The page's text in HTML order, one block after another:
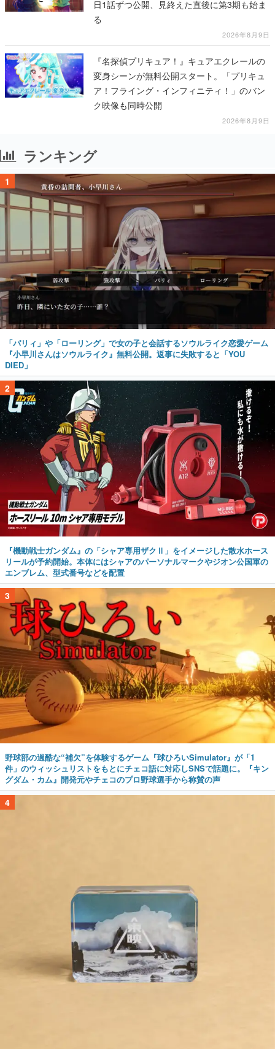
日1話ずつ公開、見終えた直後に第3期も始ま
る
2026年8月9日
『名探偵プリキュア！』キュアエクレールの
変身シーンが無料公開スタート。「プリキュ
ア！フライング・インフィニティ！」のバン
ク映像も同時公開
2026年8月9日
ランキング
1
「パリィ」や「ローリング」で女の子と会話するソウルライク恋愛ゲーム
『小早川さんはソウルライク』無料公開。返事に失敗すると「YOU
DIED」
2
『機動戦士ガンダム』の「シャア専用ザクⅡ」をイメージした散水ホース
リールが予約開始。本体にはシャアのパーソナルマークやジオン公国軍の
エンブレム、型式番号などを配置
3
野球部の過酷な“補欠”を体験するゲーム『球ひろいSimulator』が「1
件」のウィッシュリストをもとにチェコ語に対応しSNSで話題に。『キン
グダム・カム』開発元やチェコのプロ野球選手から称賛の声
4